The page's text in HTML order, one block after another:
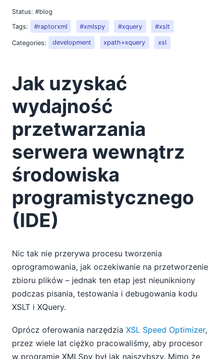
Status: #blog
Tags:
#raptorxml #xmlspy #xquery #xslt
Categories: development xpath+xquery xsl
Jak uzyskać
wydajność
przetwarzania
serwera wewnątrz
środowiska
programistycznego
(IDE)
Nic tak nie przerywa procesu tworzenia
oprogramowania, jak oczekiwanie na przetworzenie
zbioru plików – jednak ten etap jest nieunikniony
podczas pisania, testowania i debugowania kodu
XSLT i XQuery.
Oprócz oferowania narzędzia XSL Speed Optimizer,
przez wiele lat ciężko pracowaliśmy, aby procesor
w programie XMLSpy był jak najszybszy. Mimo że